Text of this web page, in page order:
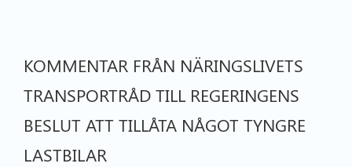
KOMMENTAR FRÅN NÄRINGSLIVETS
TRANSPORTRÅD TILL REGERINGENS
BESLUT ATT TILLÅTA NÅGOT TYNGRE
LASTBILAR